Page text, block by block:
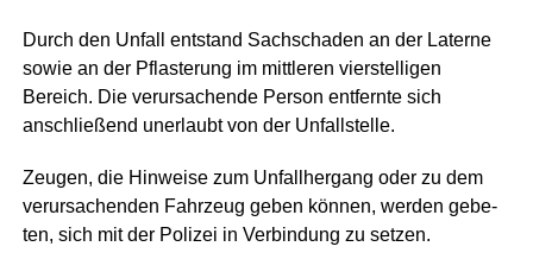
Durch den Unfall ent­stand Sach­scha­den an der Later­ne
sowie an der Pflas­te­rung im mitt­le­ren vier­stel­li­gen
Bereich. Die ver­ur­sa­chen­de Per­son ent­fern­te sich
anschlie­ßend uner­laubt von der Unfallstelle.
Zeu­gen, die Hin­wei­se zum Unfall­her­gang oder zu dem
ver­ur­sa­chen­den Fahr­zeug geben kön­nen, wer­den gebe­
ten, sich mit der Poli­zei in Ver­bin­dung zu setzen.